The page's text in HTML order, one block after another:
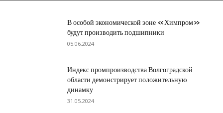
В особой экономической зоне «Химпром»
будут производить подшипники
05.06.2024
Индекс промпроизводства Волгоградской
области демонстрирует положительную
динамку
31.05.2024